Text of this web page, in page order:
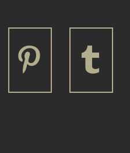

 
